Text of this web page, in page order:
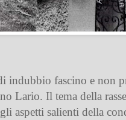
indubbio fascino e non
Lario. Il tema della
aspetti salienti della